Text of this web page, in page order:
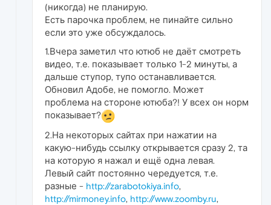
(никогда) не планирую.
Есть парочка проблем, не пинайте сильно
если это уже обсуждалось.
1.Вчера заметил что ютюб не даёт смотреть
видео, т.е. показывает только 1-2 минуты, а
дальше ступор, тупо останавливается.
Обновил Адобе, не помогло. Может
проблема на стороне ютюба?! У всех он норм
показывает?
2.На некоторых сайтах при нажатии на
какую-нибудь ссылку открывается сразу 2, та
на которую я нажал и ещё одна левая.
Левый сайт постоянно чередуется, т.е.
разные - http://zarabotokiya.info,
http://mirmoney.info, http://www.zoomby.ru,